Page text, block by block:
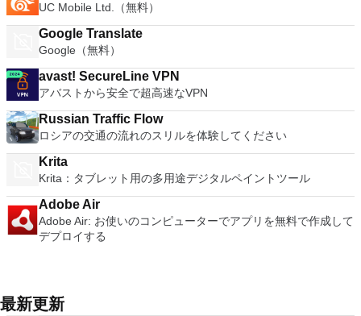
UC Mobile Ltd.（無料）
Google Translate
Google（無料）
avast! SecureLine VPN
アバストから安全で超高速なVPN
Russian Traffic Flow
ロシアの交通の流れのスリルを体験してください
Krita
Krita：タブレット用の多用途デジタルペイントツール
Adobe Air
Adobe Air: お使いのコンピューターでアプリを無料で作成して
デプロイする
最新更新